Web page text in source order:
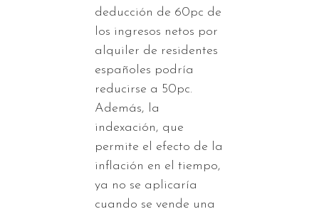
deducción de 60pc de
los ingresos netos por
alquiler de residentes
españoles podría
reducirse a 50pc.
Además, la
indexación, que
permite el efecto de la
inflación en el tiempo,
ya no se aplicaría
cuando se vende una